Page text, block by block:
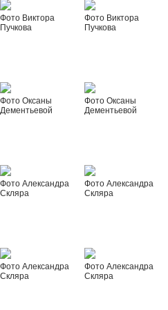
Фото Виктора
Пучкова
Фото Виктора
Пучкова
Фото Оксаны
Дементьевой
Фото Оксаны
Дементьевой
Фото Александра
Скляра
Фото Александра
Скляра
Фото Александра
Скляра
Фото Александра
Скляра